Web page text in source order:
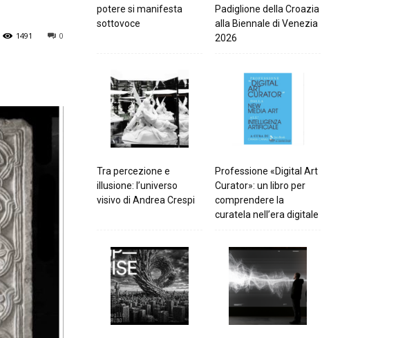
0
1491
potere si manifesta
sottovoce
Padiglione della Croazia
alla Biennale di Venezia
2026
Tra percezione e
illusione: l’universo
visivo di Andrea Crespi
Professione «Digital Art
Curator»: un libro per
comprendere la
curatela nell’era digitale